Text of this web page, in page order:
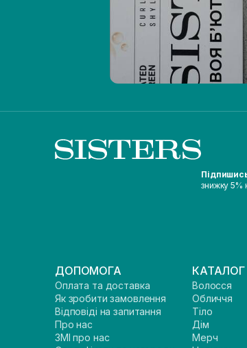
знижку
ДОПОМОГА
Оплата та доставка
Як зробити замовлення
Відповіді на запитання
Про нас
ЗМІ про нас
КАТАЛОГ
Волосся
Обличчя
Тіло
Дім
Мерч